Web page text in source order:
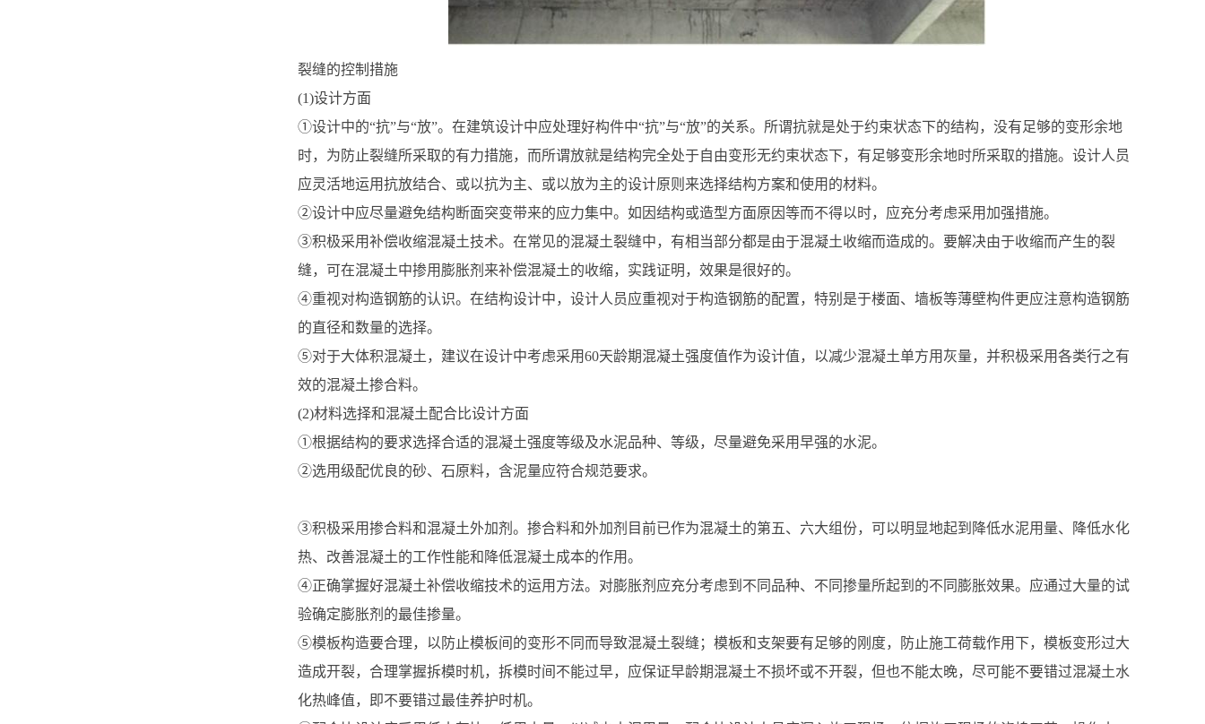
裂缝的控制措施
(1)设计方面
①设计中的“抗”与“放”。在建筑设计中应处理好构件中“抗”与“放”的关系。所谓抗就是处于约束状态下的结构，没有足够的变形余地
时，为防止裂缝所采取的有力措施，而所谓放就是结构完全处于自由变形无约束状态下，有足够变形余地时所采取的措施。设计人员
应灵活地运用抗放结合、或以抗为主、或以放为主的设计原则来选择结构方案和使用的材料。
②设计中应尽量避免结构断面突变带来的应力集中。如因结构或造型方面原因等而不得以时，应充分考虑采用加强措施。
③积极采用补偿收缩混凝土技术。在常见的混凝土裂缝中，有相当部分都是由于混凝土收缩而造成的。要解决由于收缩而产生的裂
缝，可在混凝土中掺用膨胀剂来补偿混凝土的收缩，实践证明，效果是很好的。
④重视对构造钢筋的认识。在结构设计中，设计人员应重视对于构造钢筋的配置，特别是于楼面、墙板等薄壁构件更应注意构造钢筋
的直径和数量的选择。
⑤对于大体积混凝土，建议在设计中考虑采用60天龄期混凝土强度值作为设计值，以减少混凝土单方用灰量，并积极采用各类行之有
效的混凝土掺合料。
(2)材料选择和混凝土配合比设计方面
①根据结构的要求选择合适的混凝土强度等级及水泥品种、等级，尽量避免采用早强的水泥。
②选用级配优良的砂、石原料，含泥量应符合规范要求。
③积极采用掺合料和混凝土外加剂。掺合料和外加剂目前已作为混凝土的第五、六大组份，可以明显地起到降低水泥用量、降低水化
热、改善混凝土的工作性能和降低混凝土成本的作用。
④正确掌握好混凝土补偿收缩技术的运用方法。对膨胀剂应充分考虑到不同品种、不同掺量所起到的不同膨胀效果。应通过大量的试
验确定膨胀剂的最佳掺量。
⑤模板构造要合理，以防止模板间的变形不同而导致混凝土裂缝；模板和支架要有足够的刚度，防止施工荷载作用下，模板变形过大
造成开裂，合理掌握拆模时机，拆模时间不能过早，应保证早龄期混凝土不损坏或不开裂，但也不能太晚，尽可能不要错过混凝土水
化热峰值，即不要错过最佳养护时机。